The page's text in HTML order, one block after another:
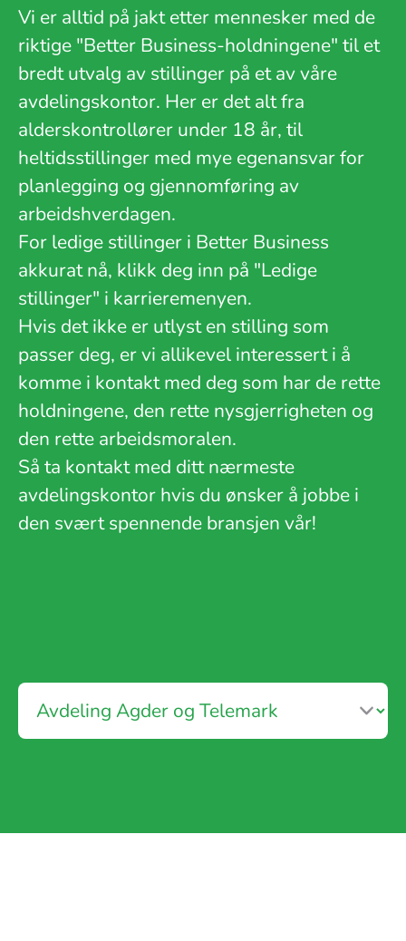
Vi er alltid på jakt etter mennesker med de
riktige "Better Business-holdningene" til et
bredt utvalg av stillinger på et av våre
avdelingskontor. Her er det alt fra
alderskontrollører under 18 år, til
heltidsstillinger med mye egenansvar for
planlegging og gjennomføring av
arbeidshverdagen.
For ledige stillinger i Better Business
akkurat nå, klikk deg inn på "Ledige
stillinger" i karrieremenyen.
Hvis det ikke er utlyst en stilling som
passer deg, er vi allikevel interessert i å
komme i kontakt med deg som har de rette
holdningene, den rette nysgjerrigheten og
den rette arbeidsmoralen.
Så ta kontakt med ditt nærmeste
avdelingskontor hvis du ønsker å jobbe i
den svært spennende bransjen vår!